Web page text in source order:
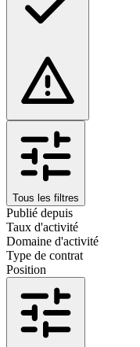
Tous les filtres
Publié depuis
Taux d'activité
Domaine d'activité
Type de contrat
Position